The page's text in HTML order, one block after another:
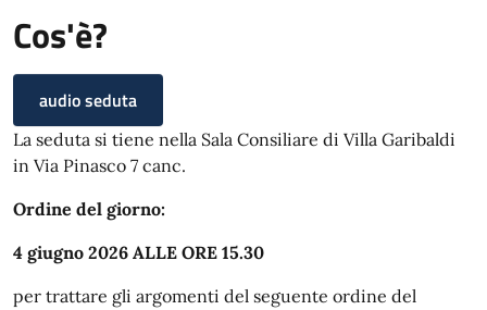
Cos'è?
audio seduta
La seduta si tiene nella Sala Consiliare di Villa Garibaldi
in Via Pinasco 7 canc.
Ordine del giorno:
4 giugno 2026 ALLE ORE 15.30
per trattare gli argomenti del seguente ordine del